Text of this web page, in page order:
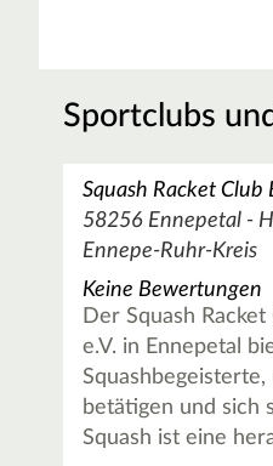
Sportclubs
Squash Racket Club
58256 Ennepetal -
Ennepe-Ruhr-Kreis
Keine Bewertungen
Der Squash
e.V. in Ennepetal
betätigen und sich
Squash ist eine